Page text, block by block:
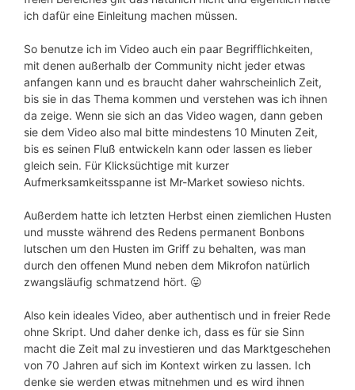
ich dafür eine Einleitung machen müssen.
So benutze ich im Video auch ein paar Begrifflichkeiten,
mit denen außerhalb der Community nicht jeder etwas
anfangen kann und es braucht daher wahrscheinlich Zeit,
bis sie in das Thema kommen und verstehen was ich ihnen
da zeige. Wenn sie sich an das Video wagen, dann geben
sie dem Video also mal bitte mindestens 10 Minuten Zeit,
bis es seinen Fluß entwickeln kann oder lassen es lieber
gleich sein. Für Klicksüchtige mit kurzer
Aufmerksamkeitsspanne ist Mr-Market sowieso nichts.
Außerdem hatte ich letzten Herbst einen ziemlichen Husten
und musste während des Redens permanent Bonbons
lutschen um den Husten im Griff zu behalten, was man
durch den offenen Mund neben dem Mikrofon natürlich
zwangsläufig schmatzend hört. 😛
Also kein ideales Video, aber authentisch und in freier Rede
ohne Skript. Und daher denke ich, dass es für sie Sinn
macht die Zeit mal zu investieren und das Marktgeschehen
von 70 Jahren auf sich im Kontext wirken zu lassen. Ich
denke sie werden etwas mitnehmen und es wird ihnen